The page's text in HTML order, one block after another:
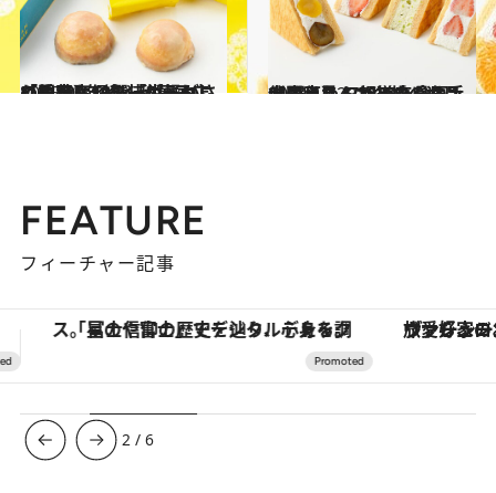
2025.2.6
【関東】個包装がうれしい手土産10選「柑橘がさわやかなバターケーキ」「約200年続く和菓子店の羊羹」
グルメ 2024.12.29
【関東】47都道府県の手土産リスト2025｜全国1位のふわふわバウムサンド、必見！《各地の逸品21選》
グルメ
FEATURE
フィーチャー記事
ヴァシュロン・コンスタンタン「オーヴァーシーズ・オートマティック」。旅愛好家のお気に入りコレクションから、ジェンダーレスな新作が登場
3 /6